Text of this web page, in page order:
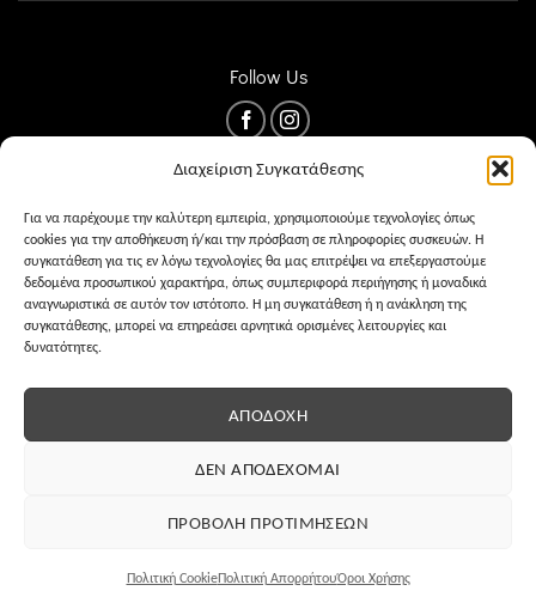
Διαχείριση Συγκατάθεσης
Για να παρέχουμε την καλύτερη εμπειρία, χρησιμοποιούμε τεχνολογίες όπως
cookies για την αποθήκευση ή/και την πρόσβαση σε πληροφορίες συσκευών. Η
συγκατάθεση για τις εν λόγω τεχνολογίες θα μας επιτρέψει να επεξεργαστούμε
δεδομένα προσωπικού χαρακτήρα, όπως συμπεριφορά περιήγησης ή μοναδικά
αναγνωριστικά σε αυτόν τον ιστότοπο. Η μη συγκατάθεση ή η ανάκληση της
συγκατάθεσης, μπορεί να επηρεάσει αρνητικά ορισμένες λειτουργίες και
δυνατότητες.
ΑΠΟΔΟΧΉ
ΔΕΝ ΑΠΟΔΈΧΟΜΑΙ
ΠΡΟΒΟΛΉ ΠΡΟΤΙΜΉΣΕΩΝ
Πολιτική CookieΠολιτική ΑπορρήτουΌροι Χρήσης
Follow Us
PRIVACY
Copyright 2025 ©ParousiaFashion.gr